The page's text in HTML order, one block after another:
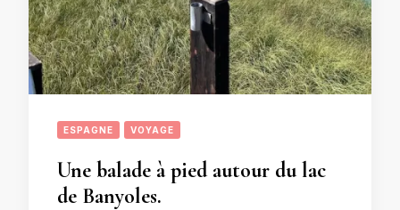
ESPAGNE VOYAGE
Une balade à pied autour du lac
de Banyoles.